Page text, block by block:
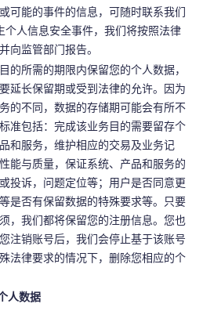
可能的事件的信息，可随时联系我们
个人信息安全事件，我们将按照法律
向监管部门报告。
的所需的期限内保留您的个人数据，
延长保留期或受到法律的允许。因为
的不同，数据的存储期可能会有所不
准包括：完成该业务目的需要留存个
和服务，维护相应的交易及业务记
能与质量，保证系统、产品和服务的
投诉，问题定位等；用户是否同意更
是否有保留数据的特殊要求等。只要
，我们都将保留您的注册信息。您也
注销账号后，我们会停止基于该账号
法律要求的情况下，删除您相应的个
人数据